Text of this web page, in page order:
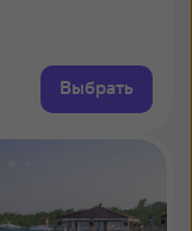
Выбрать